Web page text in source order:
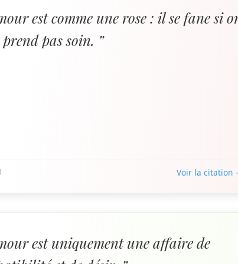
est comme une rose : il se fane si
prend pas soin. ”
Voir la citation
est uniquement une affaire de